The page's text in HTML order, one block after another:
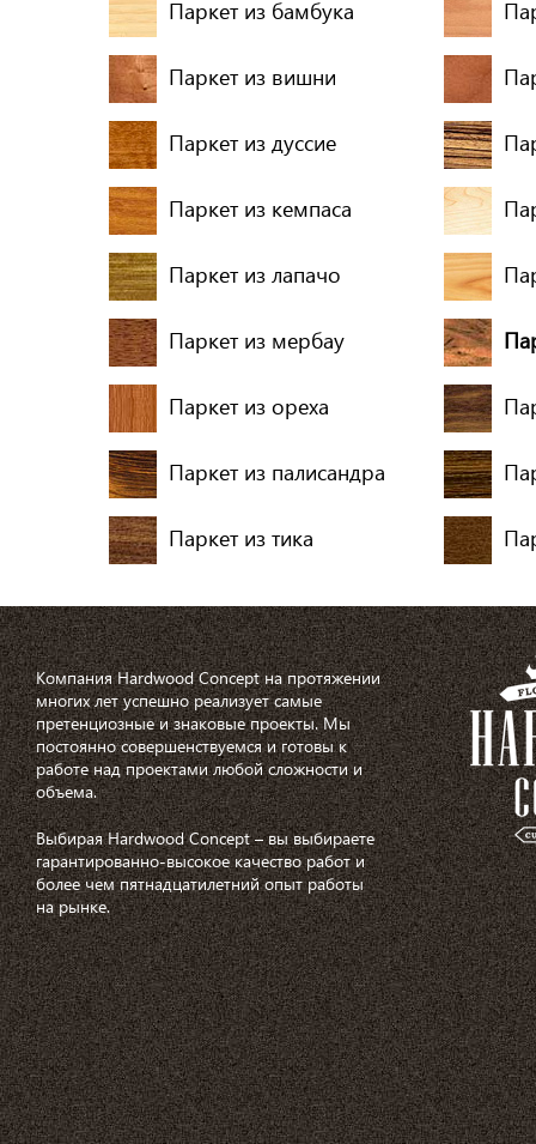
Паркет из бамбука
Паркет из вишни
Паркет из дуссие
Паркет из кемпаса
Паркет из лапачо
Паркет из мербау
Паркет из ореха
Паркет из палисандра
Паркет из тика
Компания Hardwood Concept на протяжении
многих лет успешно реализует самые
претенциозные и знаковые проекты. Мы
постоянно совершенствуемся и готовы к
работе над проектами любой сложности и
объема.
Выбирая Hardwood Concept – вы выбираете
гарантированно-высокое качество работ и
более чем пятнадцатилетний опыт работы
на рынке.